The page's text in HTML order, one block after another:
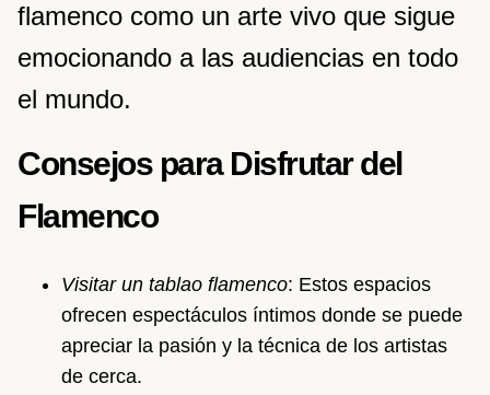
flamenco como un arte vivo que sigue
emocionando a las audiencias en todo
el mundo.
Consejos para Disfrutar del
Flamenco
Visitar un tablao flamenco: Estos espacios
ofrecen espectáculos íntimos donde se puede
apreciar la pasión y la técnica de los artistas
de cerca.